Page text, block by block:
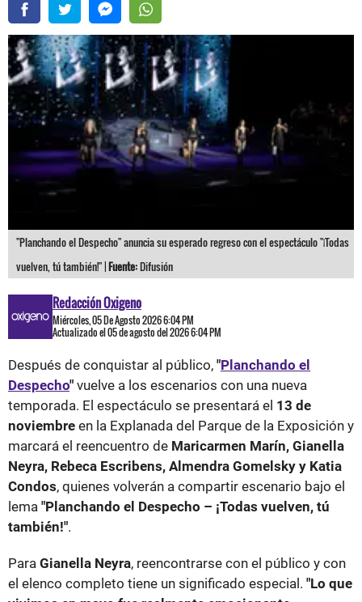
"Planchando el Despecho" anuncia su esperado regreso con el espectáculo "¡Todas
vuelven, tú también!" |Fuente:Difusión
Redacción Oxigeno
Miércoles, 05 De Agosto 2026 6:04 PM
Actualizado el 05 de agosto del 2026 6:04 PM
Después de conquistar al público, "Planchando el
Despecho" vuelve a los escenarios con una nueva
temporada. El espectáculo se presentará el 13 de
noviembre en la Explanada del Parque de la Exposición y
marcará el reencuentro de Maricarmen Marín, Gianella
Neyra, Rebeca Escribens, Almendra Gomelsky y Katia
Condos, quienes volverán a compartir escenario bajo el
lema "Planchando el Despecho – ¡Todas vuelven, tú
también!".
Para Gianella Neyra, reencontrarse con el público y con
el elenco completo tiene un significado especial. "Lo que